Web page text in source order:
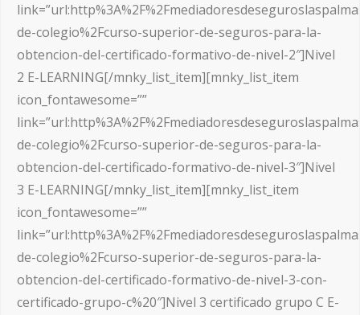
de-colegio%2Fcurso-superior-de-seguros-para-la-
obtencion-del-certificado-formativo-de-nivel-2″]Nivel
2 E-LEARNING[/mnky_list_item][mnky_list_item
icon_fontawesome=””
de-colegio%2Fcurso-superior-de-seguros-para-la-
obtencion-del-certificado-formativo-de-nivel-3″]Nivel
3 E-LEARNING[/mnky_list_item][mnky_list_item
icon_fontawesome=””
de-colegio%2Fcurso-superior-de-seguros-para-la-
obtencion-del-certificado-formativo-de-nivel-3-con-
certificado-grupo-c%20″]Nivel 3 certificado grupo C E-